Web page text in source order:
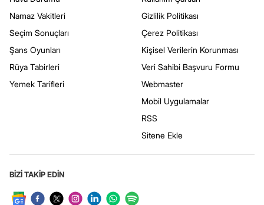
Namaz Vakitleri
Seçim Sonuçları
Şans Oyunları
Rüya Tabirleri
Yemek Tarifleri
Gizlilik Politikası
Çerez Politikası
Kişisel Verilerin Korunması
Veri Sahibi Başvuru Formu
Webmaster
Mobil Uygulamalar
RSS
Sitene Ekle
BİZİ TAKİP EDİN